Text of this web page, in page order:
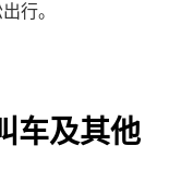
行。
车及其他